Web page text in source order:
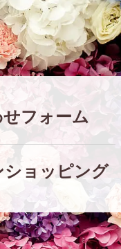
フォーム
ショッピング